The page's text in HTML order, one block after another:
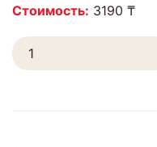
Стоимость: 3190 ₸